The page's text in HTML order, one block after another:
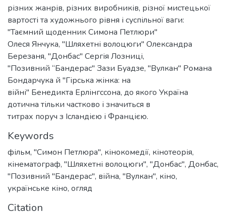
різних жанрів, різних виробників, різної мистецької
вартості та художнього рівня і суспільної ваги:
"Таємний щоденник Симона Петлюри"
Олеся Янчука, "Шляхетні волоцюги" Олександра
Березаня, "Донбас" Сергія Лозниці,
"Позивний “Бандерас" Зази Буадзе, "Вулкан" Романа
Бондарчука й "Гірська жінка: на
війні" Бенедикта Ерлінгссона, до якого Україна
дотична тільки частково і значиться в
титрах поруч з Ісландією і Францією.
Keywords
фільм, "Симон Петлюра", кінокомедії, кінотеорія,
кінематограф, "Шляхетні волоцюги", "Донбас", Донбас,
"Позивний "Бандерас", війна, "Вулкан", кіно,
українське кіно, огляд
Citation